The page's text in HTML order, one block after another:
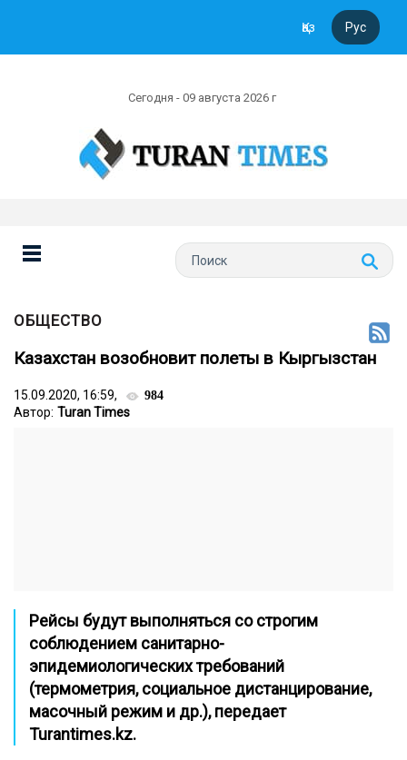
Қаз Рус
Сегодня - 09 августа 2026 г
ОБЩЕСТВО
Казахстан возобновит полеты в Кыргызстан
15.09.2020, 16:59, 984
Автор: Turan Times
Рейсы будут выполняться со строгим
соблюдением санитарно-
эпидемиологических требований
(термометрия, социальное дистанцирование,
масочный режим и др.), передает
Turantimes.kz.